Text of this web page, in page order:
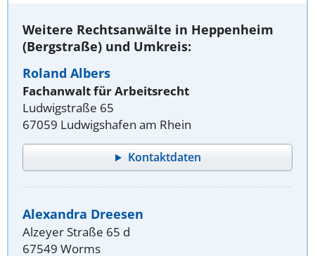
Weitere Rechtsanwälte in Heppenheim
(Bergstraße) und Umkreis:
Roland Albers
Fachanwalt für Arbeitsrecht
Ludwigstraße 65
67059 Ludwigshafen am Rhein
Kontaktdaten
Alexandra Dreesen
Alzeyer Straße 65 d
67549 Worms